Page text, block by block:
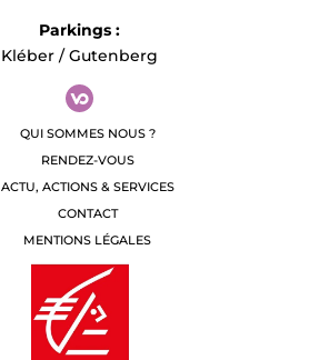
Parkings :
Kléber / Gutenberg
QUI SOMMES NOUS ?
RENDEZ-VOUS
ACTU, ACTIONS & SERVICES
CONTACT
MENTIONS LÉGALES